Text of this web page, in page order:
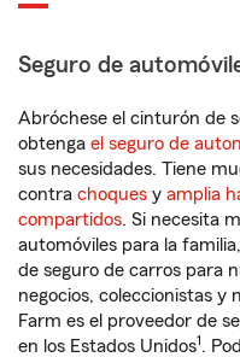
Seguro de
Abróchese el cinturón de
obtenga el seguro de
sus necesidades. Tiene
contra choques y amplia
compartidos. Si necesita
automóviles para la
de seguro de carros para
negocios, coleccionistas y
Farm es el proveedor de
en los Estados Unidos1.